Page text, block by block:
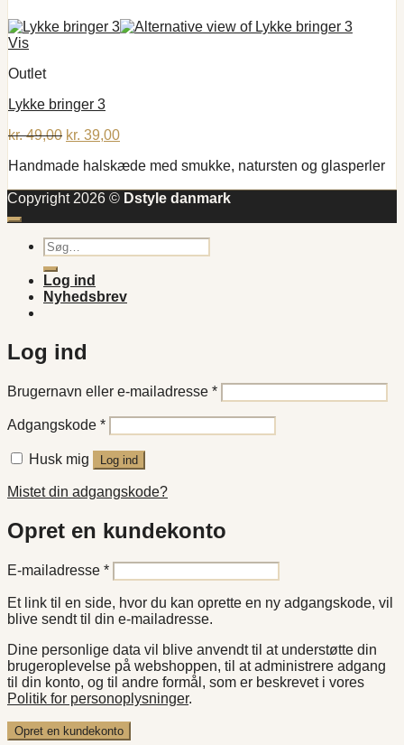
Vis
Outlet
Lykke bringer 3
kr.49,00 Den
pris
kr. 49,00.
kr. 39,00Den
pris
kr. 39,00.
Handmade halskæde med smukke, natursten og glasperler
Copyright 2026 © Dstyle danmark
Søg
efter:
Log ind
Nyhedsbrev
Log ind
Brugernavn eller e-mailadresse *Påkrævet
Adgangskode *Påkrævet
Husk mig Log ind
Mistet din adgangskode?
Opret en kundekonto
E-mailadresse *Påkrævet
Et link til en side, hvor du kan oprette en ny adgangskode, vil
blive sendt til din e-mailadresse.
Dine personlige data vil blive anvendt til at understøtte din
brugeroplevelse på webshoppen, til at administrere adgang
til din konto, og til andre formål, som er beskrevet i vores
Politik for personoplysninger.
Opret en kundekonto